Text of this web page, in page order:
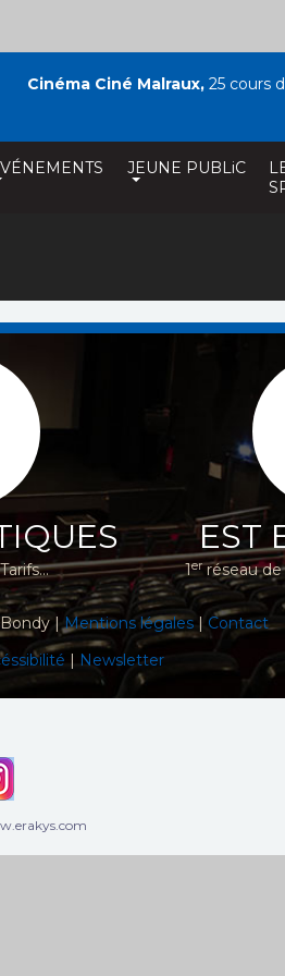
JEUNE PUBLiC
Cinéma Ciné Malraux, 25 cours
EST
1erréseau de
Bondy |Mentions légales| Contact
| Newsletter